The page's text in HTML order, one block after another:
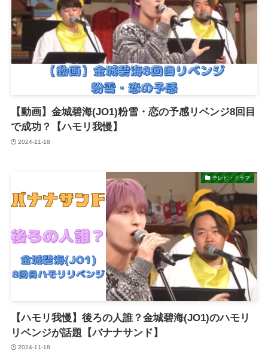
【動画】金城碧海(JO1)粉雪・恋の予感リベンジ8回目
で成功？【ハモリ我慢】
2024-11-18
テレビ・ドラマ
【ハモリ我慢】後ろの人誰？金城碧海(JO1)のハモリ
リベンジが話題【バナナサンド】
2024-11-18